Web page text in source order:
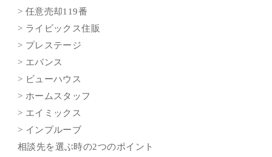
> 任意売却119番
> ライビックス住販
> プレステージ
> エバンス
> ビューハウス
> ホームスタッフ
> エイミックス
> インプルーブ
相談先を選ぶ時の2つのポイント